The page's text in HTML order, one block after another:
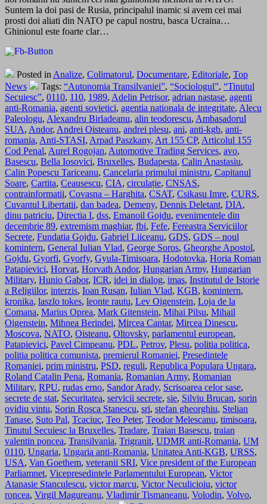
Suntem la doi pasi de Rusia, principalul inamic si avem cei mai
prosti doi aliati din NATO pe capul nostru, basca Ucraina…
Ghinionul este foarte clar…
Posted in Analize, Colimatorul, Documentare, Editoriale, Top
News
Tags: “Autonomia Transilvaniei”, “Sociologul”, “Tinutul
Secuiesc”, 0110, 110, 1989, Adelin Petrisor, adrian nastase, agenti
anti-Romania, agenti sovietici, agentia nationala de integritate, Alecu
Paleologu, Alexandru Birladeanu, alin teodorescu, Ambasadorul
SUA, Andor, Andrei Oisteanu, andrei plesu, ani, anti-kgb, anti-
romania, Anti-STASI, Arpad Paszkany, Art 155 CP, Articolul 155
Cod Penal, Aurel Rogojan, Automotive Trading Services, avo,
Basescu, Bella Iosovici, Bruxelles, Budapesta, Calin Anastasiu,
Calin Popescu Tariceanu, Cancelaria primului ministru, Capitanul
Soare, Cartita, Ceausescu, CIA, circulație, CNSAS,
contrainformatii, Covasna – Harghita, CSAT, Csikasu Imre, CURS,
Cuvantul Libertatii, dan badea, Demeny, Dennis Deletant, DIA,
dinu patriciu, Directia I, dss, Emanoil Gojdu, evenimentele din
decembrie 89, extremism maghiar, fbi, Fefe, Fereastra Serviciilor
Secrete, Fundatia Gojdu, Gabriel Liiceanu, GDS, GDS – noul
komintern, General Iulian Vlad, George Soros, Gheorghe Apostol,
Gojdu, Gyorfi, Gyorfy, Gyula-Timisoara, Hodotovka, Horia Roman
Patapievici, Horvat, Horvath Andor, Hungarian Army, Hungarian
Military, Hunio Gabor, ICR, idei in dialog, imas, Institutul de Istorie
a Religiilor, interzis, Ioan Rusan, Iulian Vlad, KGB, komintern,
kronika, laszlo tokes, leonte rautu, Lev Oigenstein, Loja de la
Comana, Marius Oprea, Mark Gitenstein, Mihai Pilsu, Mihail
Oigenstein, Mihnea Berindei, Mircea Cantar, Mircea Dinescu,
Moscova, NATO, Oisteanu, Oltovsky, parlamentul european,
Patapievici, Pavel Cimpeanu, PDL, Petrov, Plesu, politia politica,
politia politica comunista, premierul Romaniei, Presedintele
Romaniei, prim ministru, PSD, reguli, Republica Populara Ungara,
Roland Catalin Pena, Romania, Romanian Army, Romanian
Military, RPU, rudas erno, Sandor Arady, Scrisoarea celor sase,
secrete de stat, Securitatea, servicii secrete, sie, Silviu Brucan, sorin
ovidiu vintu, Sorin Rosca Stanescu, sri, stefan gheorghiu, Stelian
Tanase, Suto Pal, Tcaciuc, Teo Peter, Teodor Melescanu, timisoara,
Tinutul Secuiesc la Bruxelles, Tradare, Traian Basescu, traian
valentin poncea, Transilvania, Trigranit, UDMR anti-Romania, UM
0110, Ungaria, Ungaria anti-Romania, Unitatea Anti-KGB, URSS,
USA, Van Goethem, veteranii SRI, Vice president of the European
Parliamnet, Vicepresedintele Parlamentului European, Victor
Atanasie Stanculescu, victor marcu, Victor Neculicioiu, victor
roncea, Virgil Magureanu, Vladimir Tismaneanu, Volodin, Volvo,